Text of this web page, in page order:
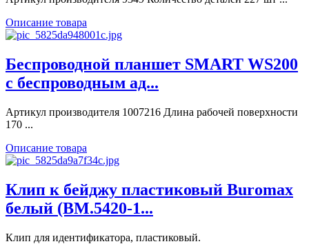
Описание товара
Беспроводной планшет SMART WS200
с беспроводным ад...
Артикул производителя 1007216 Длина рабочей поверхности
170 ...
Описание товара
Клип к бейджу пластиковый Buromax
белый (BM.5420-1...
Клип для идентификатора, пластиковый.